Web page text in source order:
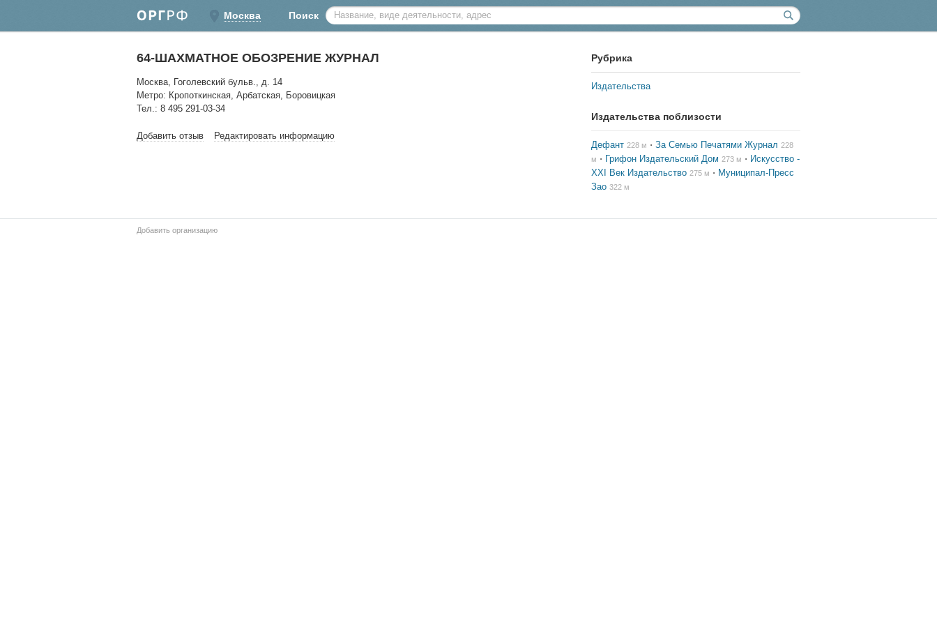
Москва Поиск
64-ШАХМАТНОЕ ОБОЗРЕНИЕ ЖУРНАЛ
Москва, Гоголевский бульв., д. 14
Метро: Кропоткинская, Арбатская, Боровицкая
Тел.: 8 495 291-03-34
Добавить отзыв Редактировать информацию
Рубрика
Издательства
Издательства поблизости
Дефант 228 м ⋅ За Семью Печатями Журнал 228
м ⋅ Грифон Издательский Дом 273 м ⋅ Искусство -
XXI Век Издательство 275 м ⋅ Муниципал-Пресс
Зао 322 м
Добавить организацию